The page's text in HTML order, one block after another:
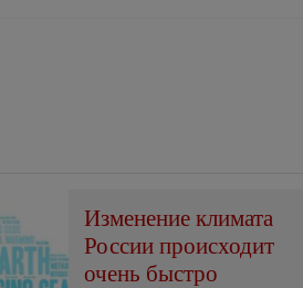
Изменение климата
России происходит
очень быстро